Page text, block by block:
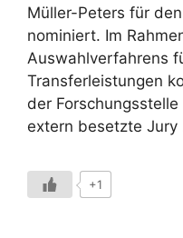
Müller-Peters für
nominiert. Im
Auswahlverfahrens
Transferleistungen
der
extern besetzte Jury
+1